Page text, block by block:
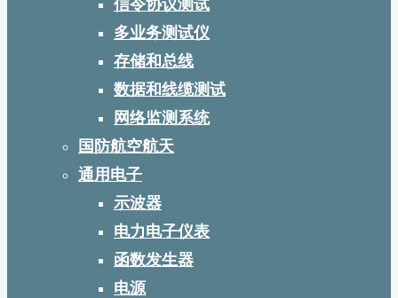
多业务测试仪
存储和总线
数据和线缆测试
网络监测系统
国防航空航天
通用电子
示波器
电力电子仪表
函数发生器
电源